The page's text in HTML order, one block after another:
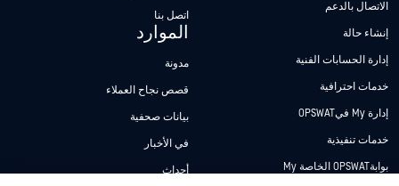
الاتصال بالدعم
إنشاء حالة
إدارة الحسابات الفنية
خدمات احترافية
إدارة My فيOPSWAT
خدمات تنفيذية
بوابةOPSWAT الخاصة My
اتصل بنا
الموارد
مدونة
قصص نجاح العملاء
بيانات صحفية
في الأخبار
أحداث